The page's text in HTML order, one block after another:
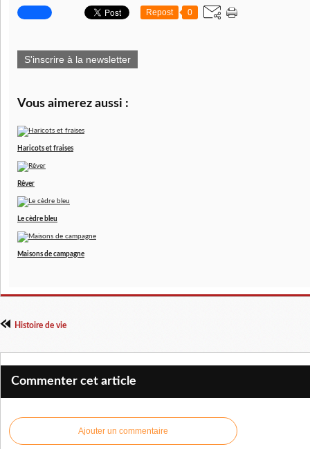
Repost 0
S'inscrire à la newsletter
Vous aimerez aussi :
Haricots et fraises
Rêver
Le cèdre bleu
Maisons de campagne
Histoire de vie
Commenter cet article
Ajouter un commentaire